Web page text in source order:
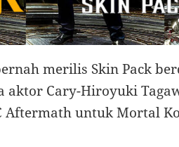
merilis Skin Pack
aktor Cary-Hiroyuki
Aftermath untuk Mortal